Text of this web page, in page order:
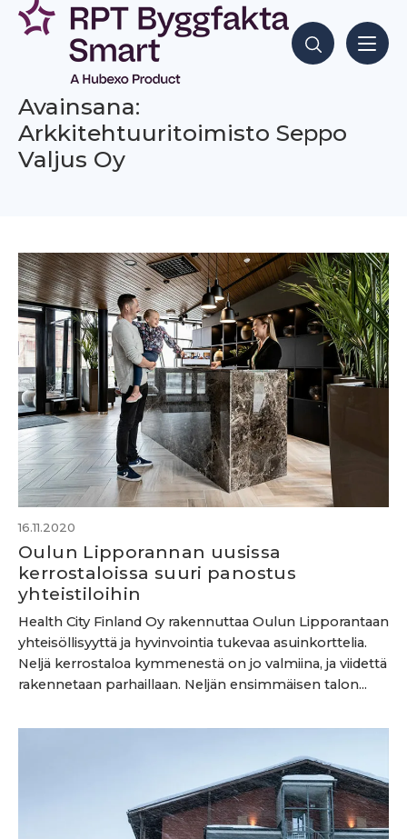
Siirry
sisältöön
Hae sisältöjä
Avainsana:
Arkkitehtuuritoimisto Seppo
Valjus Oy
16.11.2020
Oulun Lipporannan uusissa
kerrostaloissa suuri panostus
yhteistiloihin
Health City Finland Oy rakennuttaa Oulun Lipporantaan
yhteisöllisyyttä ja hyvinvointia tukevaa asuinkorttelia.
Neljä kerrostaloa kymmenestä on jo valmiina, ja viidettä
rakennetaan parhaillaan. Neljän ensimmäisen talon...